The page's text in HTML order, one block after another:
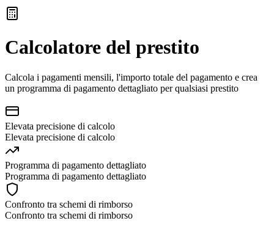
Calcolatore del prestito
Calcola i pagamenti mensili, l'importo totale del pagamento e crea
un programma di pagamento dettagliato per qualsiasi prestito
Elevata precisione di calcolo
Elevata precisione di calcolo
Programma di pagamento dettagliato
Programma di pagamento dettagliato
Confronto tra schemi di rimborso
Confronto tra schemi di rimborso